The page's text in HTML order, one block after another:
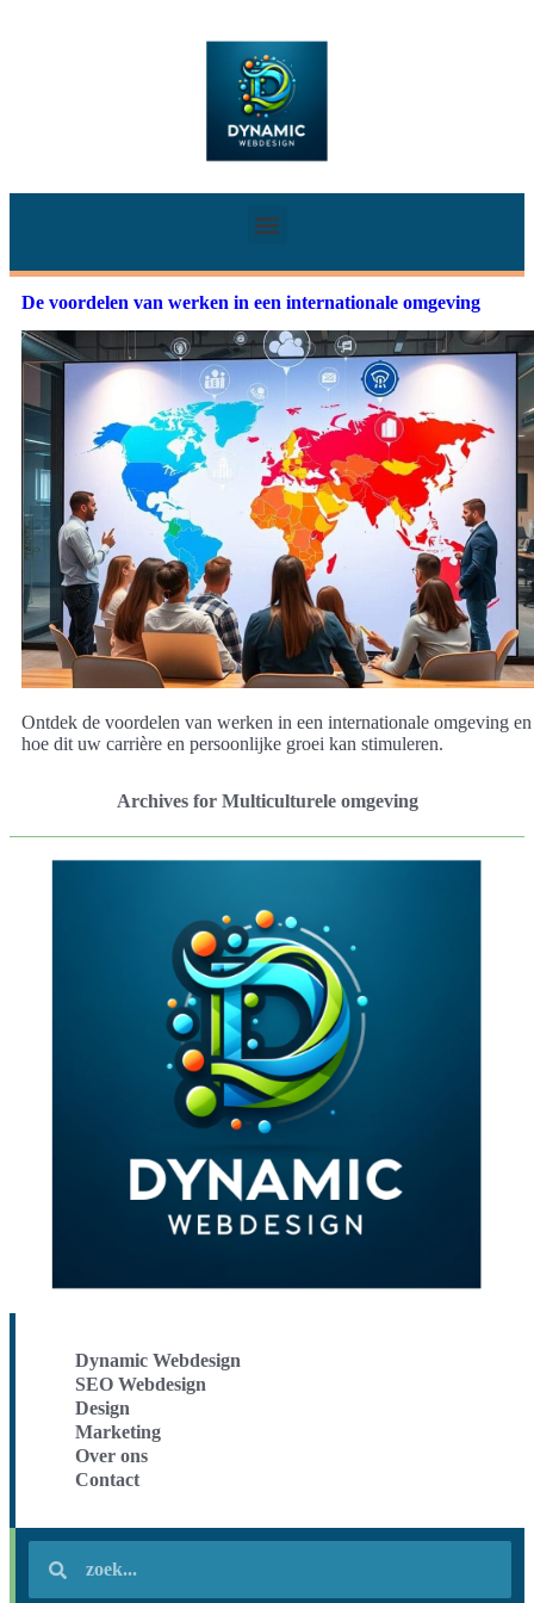
De voordelen van werken in een internationale omgeving
Ontdek de voordelen van werken in een internationale omgeving en
hoe dit uw carrière en persoonlijke groei kan stimuleren.
Archives for Multiculturele omgeving
Dynamic Webdesign
SEO Webdesign
Design
Marketing
Over ons
Contact